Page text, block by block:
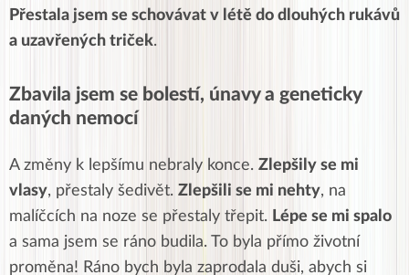
Přestala jsem se schovávat v létě do dlouhých rukávů
a uzavřených triček.
Zbavila jsem se bolestí, únavy a geneticky
daných nemocí
A změny k lepšímu nebraly konce. Zlepšily se mi
vlasy, přestaly šedivět. Zlepšili se mi nehty, na
malíčcích na noze se přestaly třepit. Lépe se mi spalo
a sama jsem se ráno budila. To byla přímo životní
proměna! Ráno bych byla zaprodala duši, abych si